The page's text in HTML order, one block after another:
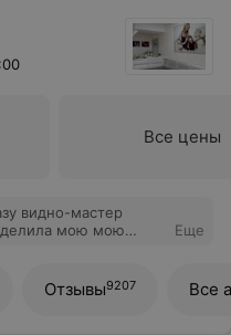
а так же еще
вопросы я
рекомендую
по сути проблемы!
Все цены
видно-мастер
мою мою
будет вам все
Николаевне.
Еще
Отзывы9207 Все